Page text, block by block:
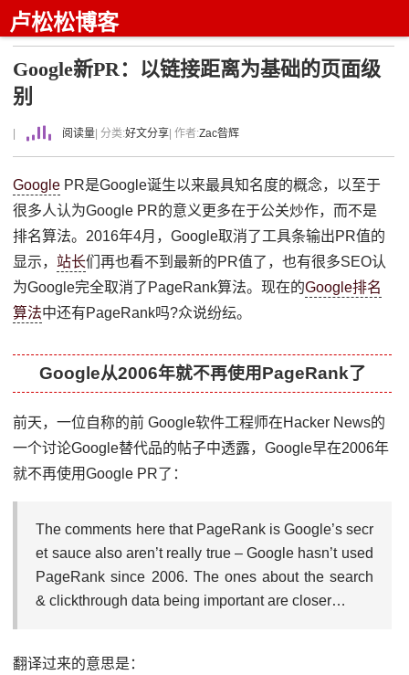
卢松松博客
Google新PR：以链接距离为基础的页面级
别
阅读量 | 分类:好文分享 | 作者:Zac昝辉
Google PR是Google诞生以来最具知名度的概念，以至于
很多人认为Google PR的意义更多在于公关炒作，而不是
排名算法。2016年4月，Google取消了工具条输出PR值的
显示， 站长们再也看不到最新的PR值了，也有很多SEO认
为Google完全取消了PageRank算法。现在的Google排名
算法中还有PageRank吗?众说纷纭。
Google从2006年就不再使用PageRank了
前天，一位自称的前 Google软件工程师在Hacker News的
一个讨论Google替代品的帖子中透露，Google早在2006年
就不再使用Google PR了：
The comments here that PageRank is Google’s secr
et sauce also aren’t really true – Google hasn’t used
PageRank since 2006. The ones about the search
& clickthrough data being important are closer…
翻译过来的意思是：